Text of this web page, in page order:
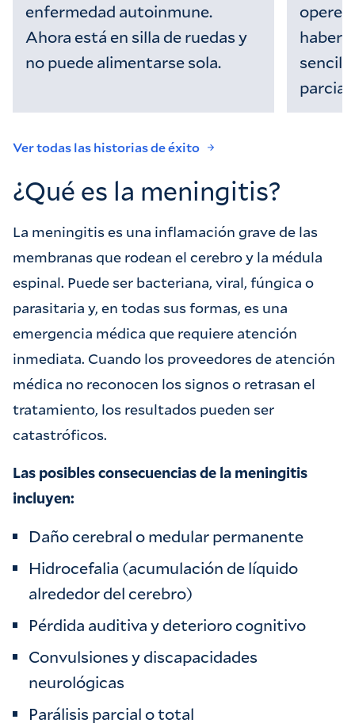
enfermedad autoinmune.
Ahora está en silla de ruedas y
no puede alimentarse sola.
operen
haber
parcial.
Ver todas las historias de éxito
¿Qué es la meningitis?
La meningitis es una inflamación grave de las
membranas que rodean el cerebro y la médula
espinal. Puede ser bacteriana, viral, fúngica o
parasitaria y, en todas sus formas, es una
emergencia médica que requiere atención
inmediata. Cuando los proveedores de atención
médica no reconocen los signos o retrasan el
tratamiento, los resultados pueden ser
catastróficos.
Las posibles consecuencias de la meningitis
incluyen:
Daño cerebral o medular permanente
Hidrocefalia (acumulación de líquido
alrededor del cerebro)
Pérdida auditiva y deterioro cognitivo
Convulsiones y discapacidades
neurológicas
Parálisis parcial o total